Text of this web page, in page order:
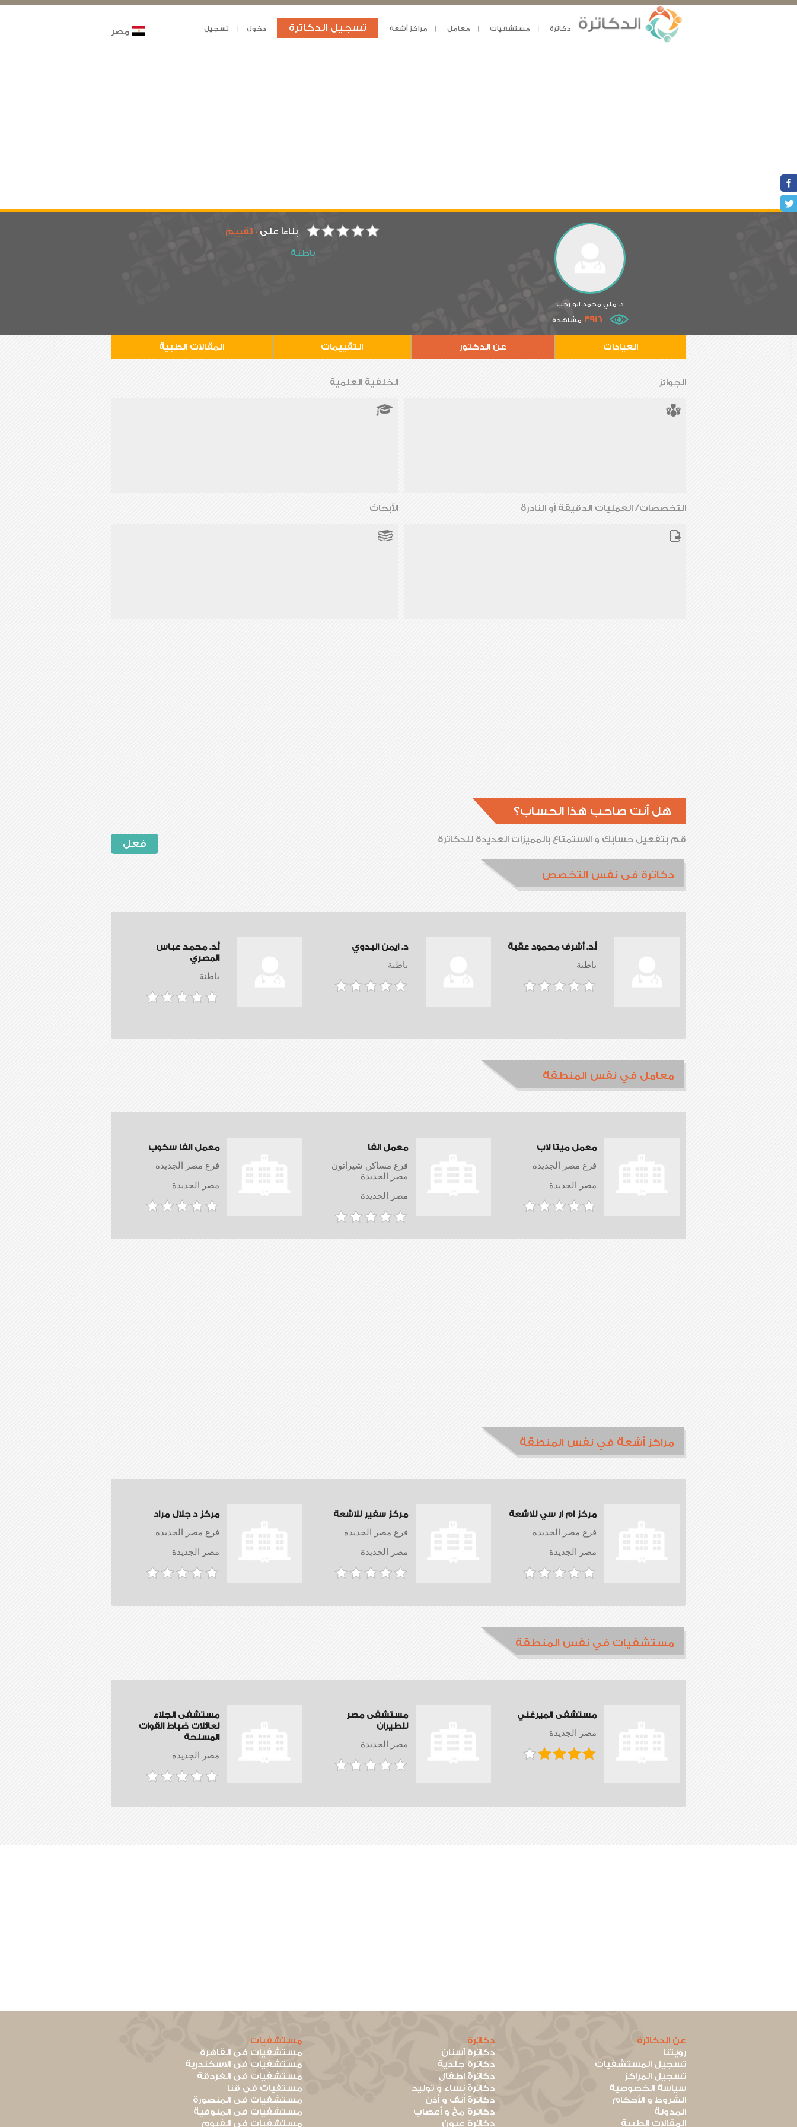
دكاترة مستشفيات معامل مراكز أشعة تسجيل الدكاترة دخول تسجيل مصر
د. مني محمد ابو رجب
3916 مشاهدة
بناءاً على0 تقييم
باطنة
العيادات عن الدكتور التقييمات المقالات الطبية
الجوائز
التخصصات/ العمليات الدقيقة أو النادرة
الخلفية العلمية
الأبحاث
هل أنت صاحب هذا الحساب؟
فعل قم بتفعيل حسابك و الاستمتاع بالمميزات العديدة للدكاترة
دكاترة فى نفس التخصص
أ.د. محمد عباس
المصري
باطنة
د. ايمن البدوي
باطنة
أ.د. أشرف محمود عقبة
باطنة
معامل في نفس المنطقة
معمل الفا سكوب
فرع مصر الجديدة
مصر الجديدة
معمل الفا
فرع مساكن شيراتون
مصر الجديدة
مصر الجديدة
معمل ميتا لاب
فرع مصر الجديدة
مصر الجديدة
مراكز أشعة في نفس المنطقة
مركز د جلال مراد
فرع مصر الجديدة
مصر الجديدة
مركز سفير للاشعة
فرع مصر الجديدة
مصر الجديدة
مركز ام ار سي للاشعة
فرع مصر الجديدة
مصر الجديدة
مستشفيات في نفس المنطقة
مستشفى الجلاء
لعائلات ضباط القوات
المسلحة
مصر الجديدة
مستشفى مصر
للطيران
مصر الجديدة
مستشفى الميرغني
مصر الجديدة
عن الدكاترة
رؤيتنا
تسجيل المستشفيات
تسجيل المراكز
سياسة الخصوصية
الشروط و الأحكام
المدونة
المقالات الطبية
دكاترة
دكاترة أسنان
دكاترة جلدية
دكاترة أطفال
دكاترة نساء و توليد
دكاترة أنف و أذن
دكاترة مخ و أعصاب
دكاترة عيون
مستشفيات
مستشفيات فى القاهرة
مستشفيات فى الاسكندرية
مستشفيات فى الغردقة
مستفيات فى قنا
مستشفيات فى المنصورة
مستشفيات فى المنوفية
مستشفيات فى الفيوم